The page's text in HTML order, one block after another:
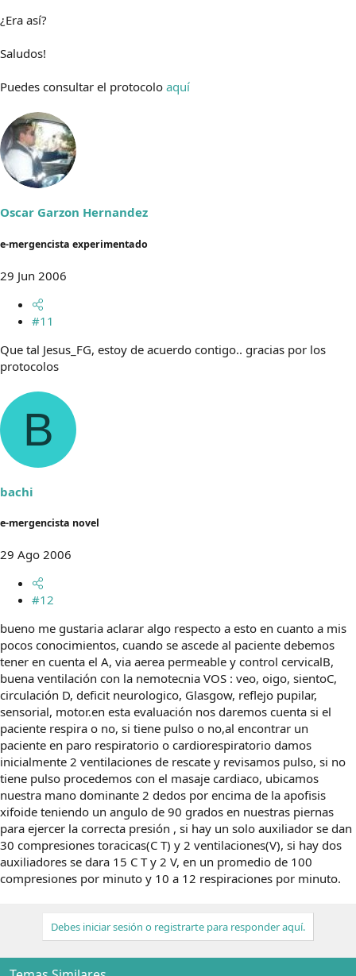
¿Era así?
Saludos!
Puedes consultar el protocolo aquí
Oscar Garzon Hernandez
e-mergencista experimentado
29 Jun 2006
#11
Que tal Jesus_FG, estoy de acuerdo contigo.. gracias por los
protocolos
B
bachi
e-mergencista novel
29 Ago 2006
#12
bueno me gustaria aclarar algo respecto a esto en cuanto a mis
pocos conocimientos, cuando se ascede al paciente debemos
tener en cuenta el A, via aerea permeable y control cervicalB,
buena ventilación con la nemotecnia VOS : veo, oigo, sientoC,
circulación D, deficit neurologico, Glasgow, reflejo pupilar,
sensorial, motor.en esta evaluación nos daremos cuenta si el
paciente respira o no, si tiene pulso o no,al encontrar un
paciente en paro respiratorio o cardiorespiratorio damos
inicialmente 2 ventilaciones de rescate y revisamos pulso, si no
tiene pulso procedemos con el masaje cardiaco, ubicamos
nuestra mano dominante 2 dedos por encima de la apofisis
xifoide teniendo un angulo de 90 grados en nuestras piernas
para ejercer la correcta presión , si hay un solo auxiliador se dan
30 compresiones toracicas(C T) y 2 ventilaciones(V), si hay dos
auxiliadores se dara 15 C T y 2 V, en un promedio de 100
compresiones por minuto y 10 a 12 respiraciones por minuto.
Debes iniciar sesión o registrarte para responder aquí.